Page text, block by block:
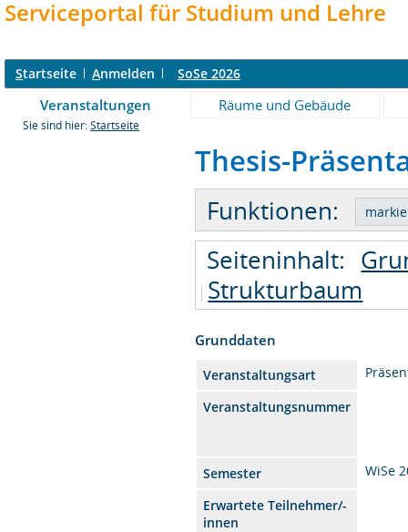
Serviceportal für Studium und Lehre
Startseite Anmelden SoSe 2026
Veranstaltungen Räume und Gebäude
Sie sind hier: Startseite
Thesis-
Funktionen:
Seiteninhalt:
Strukturbaum
Grunddaten
Veranstaltungsart
Veranstaltungsnummer
Semester
WiSe
Erwartete Teilnehmer/-
innen